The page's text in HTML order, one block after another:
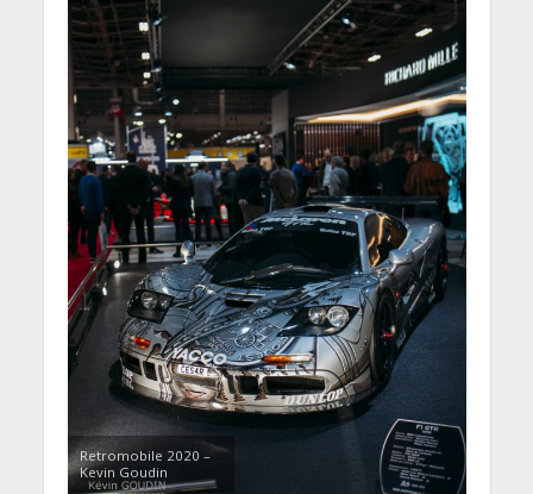
Retromobile 2020 –
Kevin Goudin